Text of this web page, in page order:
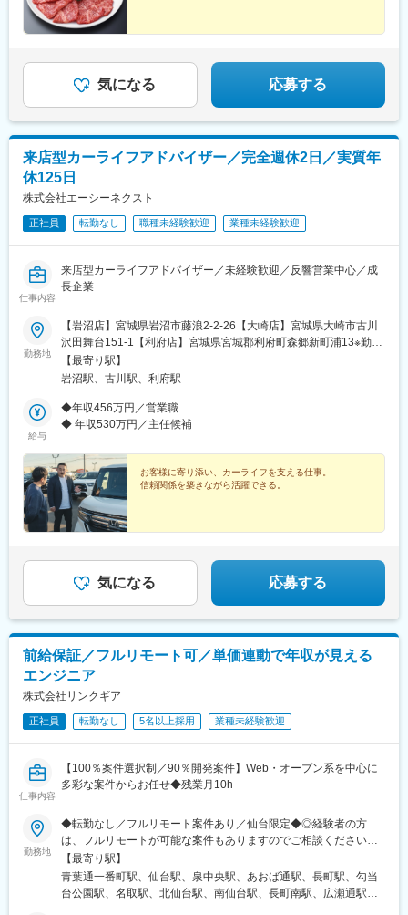
気になる 応募する
来店型カーライフアドバイザー／完全週休2日／実質年
休125日
株式会社エーシーネクスト
正社員 転勤なし 職種未経験歓迎 業種未経験歓迎
仕事内容
来店型カーライフアドバイザー／未経験歓迎／反響営業中心／成
長企業
勤務地
【岩沼店】宮城県岩沼市藤浪2-2-26【大崎店】宮城県大崎市古川
沢田舞台151-1【利府店】宮城県宮城郡利府町森郷新町浦13※勤務
地は希望や適性、組織状況を考慮して決定します。◎マイカー通
勤OK（駐車場完備）◎受動喫煙対策あり：屋内禁煙
【最寄り駅】
岩沼駅、古川駅、利府駅
給与
◆年収456万円／営業職
◆ 年収530万円／主任候補
お客様に寄り添い、カーライフを支える仕事。
信頼関係を築きながら活躍できる。
気になる 応募する
前給保証／フルリモート可／単価連動で年収が見える
エンジニア
株式会社リンクギア
正社員 転勤なし 5名以上採用 業種未経験歓迎
仕事内容
【100％案件選択制／90％開発案件】Web・オープン系を中心に
多彩な案件からお任せ◆残業月10h
勤務地
◆転勤なし／フルリモート案件あり／仙台限定◆◎経験者の方
は、フルリモートが可能な案件もありますのでご相談ください
◎U・Iターン歓迎【勤務先】本社（仙台）、またはクライアント
先＜本社＞宮城県仙台市青葉区一番町2-6-1シティハウス一番中央
2F【最大40万円の入社祝い金をご用意】入社時に半額の20万円を
【最寄り駅】
青葉通一番町駅、仙台駅、泉中央駅、あおば通駅、長町駅、勾当
台公園駅、名取駅、北仙台駅、南仙台駅、長町南駅、広瀬通駅、